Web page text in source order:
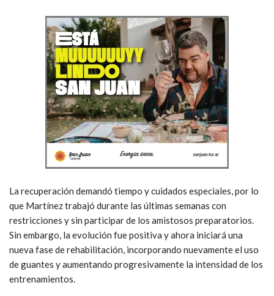
La recuperación demandó tiempo y cuidados especiales, por lo
que Martínez trabajó durante las últimas semanas con
restricciones y sin participar de los amistosos preparatorios.
Sin embargo, la evolución fue positiva y ahora iniciará una
nueva fase de rehabilitación, incorporando nuevamente el uso
de guantes y aumentando progresivamente la intensidad de los
entrenamientos.